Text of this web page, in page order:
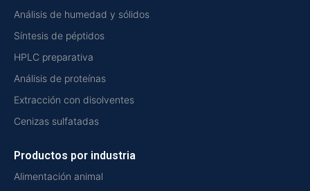
Análisis de humedad y sólidos
Síntesis de péptidos
HPLC preparativa
Análisis de proteínas
Extracción con disolventes
Cenizas sulfatadas
Productos por industria
Alimentación animal